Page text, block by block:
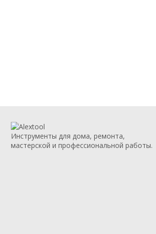
Инструменты для дома, ремонта,
мастерской и профессиональной работы.